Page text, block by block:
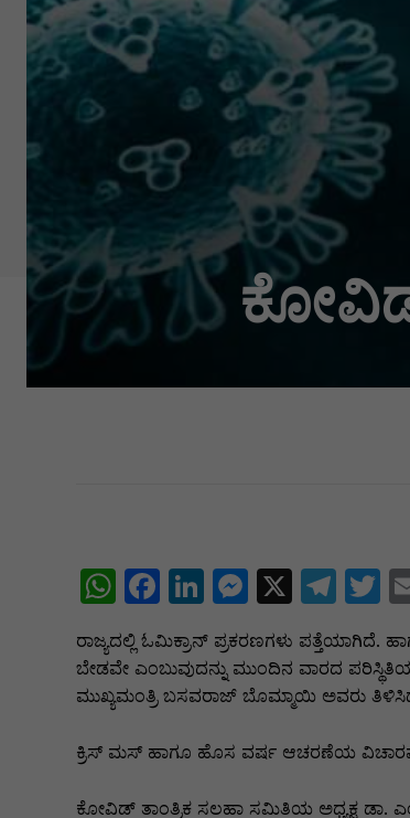
W
h
at
s
p
p
F
c
e
o
o
Li
n
k
e
n
M
s
s
n
g
X
T
e
gr
m
T
ರಾಜ್ಯದಲ್ಲಿ ಓಮಿಕ್ರಾನ್ ಪ್ರಕರಣಗಳು ಪತ್ತೆಯಾಗಿದೆ.
ಬೇಡವೇ ಎಂಬುವುದನ್ನು ಮುಂದಿನ ವಾರದ
ಮುಖ್ಯಮಂತ್ರಿ ಬಸವರಾಜ್ ಬೊಮ್ಮಾಯಿ ಅವರು
ಕ್ರಿಸ್ ಮಸ್ ಹಾಗೂ ಹೊಸ ವರ್ಷ ಆಚರಣೆಯ
ಕೋವಿಡ್ ತಾಂತ್ರಿಕ ಸಲಹಾ ಸಮಿತಿಯ ಅಧ್ಯಕ್ಷ ಡಾ.